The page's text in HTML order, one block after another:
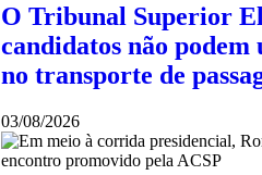
O Tribunal Superior
candidatos não
no transporte de
03/08/2026